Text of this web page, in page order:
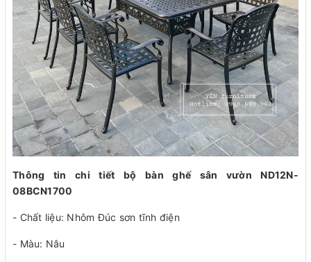
Thông tin chi tiết bộ bàn ghế sân vườn ND12N-
08BCN1700
- Chất liệu: Nhôm Đúc sơn tĩnh điện
- Màu: Nâu